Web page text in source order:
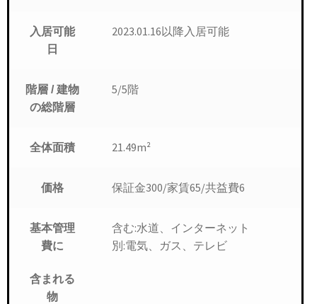
入居可能
日
2023.01.16以降入居可能
階層 / 建物
の総階層
5/5階
全体面積 21.49m²
価格 保証金300/家賃65/共益費6
基本管理
費に
含まれる
物
含む:水道、インターネット
別:電気、ガス、テレビ